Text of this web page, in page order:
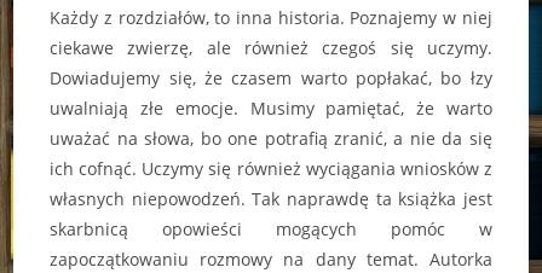
Każdy z rozdziałów, to inna historia. Poznajemy w niej
ciekawe zwierzę, ale również czegoś się uczymy.
Dowiadujemy się, że czasem warto popłakać, bo łzy
uwalniają złe emocje. Musimy pamiętać, że warto
uważać na słowa, bo one potrafią zranić, a nie da się
ich cofnąć. Uczymy się również wyciągania wniosków z
własnych niepowodzeń. Tak naprawdę ta książka jest
skarbnicą opowieści mogących pomóc w
zapoczątkowaniu rozmowy na dany temat. Autorka